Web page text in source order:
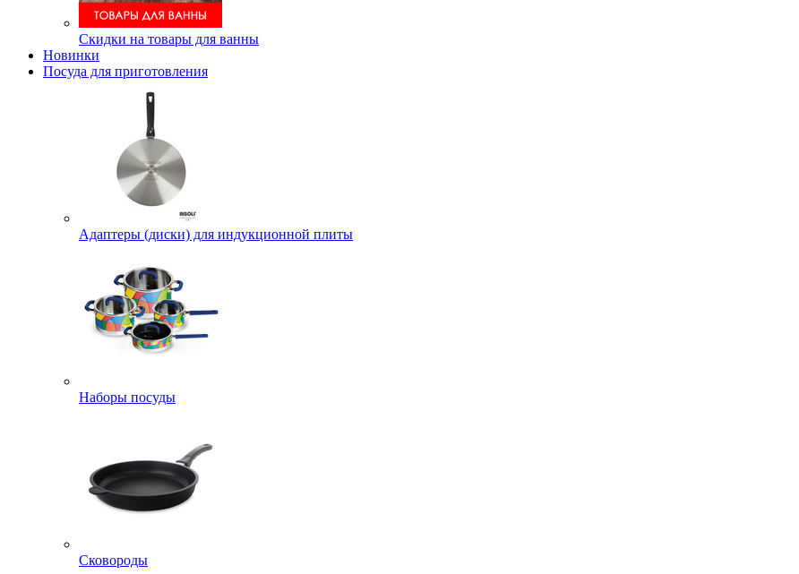
Скидки на товары для ванны
Новинки
Посуда для приготовления
Адаптеры (диски) для индукционной плиты
Наборы посуды
Сковороды